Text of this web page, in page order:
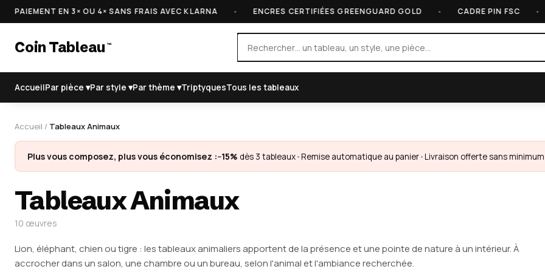
EN 3× OU 4× SANS FRAIS AVEC KLARNA • ENCRES CERTIFIÉES GREENGUARD GOLD • CADRE PIN FSC •
Coin Tableau ™
AccueilPar pièce ▾Par style ▾Par thème ▾TriptyquesTous les tableaux
Accueil / Tableaux Animaux
Plus vous composez, plus vous économisez :−15% dès 3 tableaux•Remise automatique au panier•Livraison offerte sans minimum
Tableaux Animaux
10 œuvres
Lion, éléphant, chien ou tigre : les tableaux animaliers apportent de la présence et une pointe de nature à un intérieur. À
accrocher dans un salon, une chambre ou un bureau, selon l'animal et l'ambiance recherchée.